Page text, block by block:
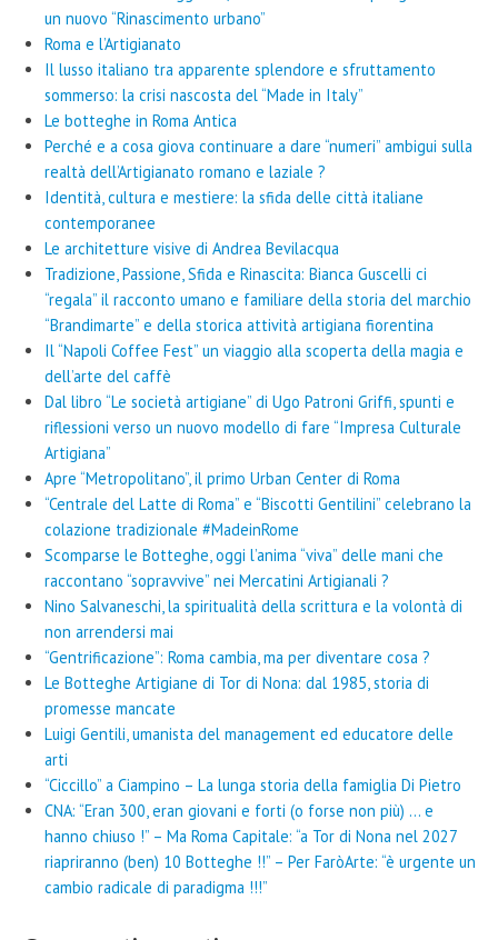
un nuovo “Rinascimento urbano”
Roma e l’Artigianato
Il lusso italiano tra apparente splendore e sfruttamento
sommerso: la crisi nascosta del “Made in Italy”
Le botteghe in Roma Antica
Perché e a cosa giova continuare a dare “numeri” ambigui sulla
realtà dell’Artigianato romano e laziale ?
Identità, cultura e mestiere: la sfida delle città italiane
contemporanee
Le architetture visive di Andrea Bevilacqua
Tradizione, Passione, Sfida e Rinascita: Bianca Guscelli ci
“regala” il racconto umano e familiare della storia del marchio
“Brandimarte” e della storica attività artigiana fiorentina
Il “Napoli Coffee Fest” un viaggio alla scoperta della magia e
dell’arte del caffè
Dal libro “Le società artigiane” di Ugo Patroni Griffi, spunti e
riflessioni verso un nuovo modello di fare “Impresa Culturale
Artigiana”
Apre “Metropolitano”, il primo Urban Center di Roma
“Centrale del Latte di Roma” e “Biscotti Gentilini” celebrano la
colazione tradizionale #MadeinRome
Scomparse le Botteghe, oggi l’anima “viva” delle mani che
raccontano “sopravvive” nei Mercatini Artigianali ?
Nino Salvaneschi, la spiritualità della scrittura e la volontà di
non arrendersi mai
“Gentrificazione”: Roma cambia, ma per diventare cosa ?
Le Botteghe Artigiane di Tor di Nona: dal 1985, storia di
promesse mancate
Luigi Gentili, umanista del management ed educatore delle
arti
“Ciccillo” a Ciampino – La lunga storia della famiglia Di Pietro
CNA: “Eran 300, eran giovani e forti (o forse non più) … e
hanno chiuso !” – Ma Roma Capitale: “a Tor di Nona nel 2027
riapriranno (ben) 10 Botteghe !!” – Per FaròArte: “è urgente un
cambio radicale di paradigma !!!”